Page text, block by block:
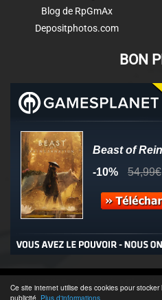
Ce site internet utilise des cookies pour
publicité. Plus d'informations
Blog de RpGmAx
Depositphotos.com
BON
© 2011-2025 - Association Clamidra